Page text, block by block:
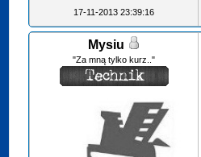
17-11-2013 23:39:16
Mysiu
"Za mną tylko kurz.."